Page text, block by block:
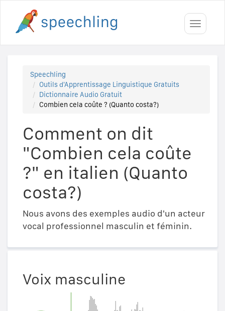
Toggle
Speechling
Outils d'Apprentissage Linguistique Gratuits
Dictionnaire Audio Gratuit
Combien cela coûte ? (Quanto costa?)
Comment on dit
"Combien cela coûte
?" en italien (Quanto
costa?)
Nous avons des exemples audio d'un acteur
vocal professionnel masculin et féminin.
Voix masculine